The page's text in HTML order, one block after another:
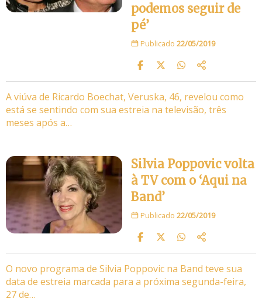
podemos seguir de
pé’
Publicado 22/05/2019
A viúva de Ricardo Boechat, Veruska, 46, revelou como
está se sentindo com sua estreia na televisão, três
meses após a…
Silvia Poppovic volta
à TV com o ‘Aqui na
Band’
Publicado 22/05/2019
O novo programa de Silvia Poppovic na Band teve sua
data de estreia marcada para a próxima segunda-feira,
27 de…